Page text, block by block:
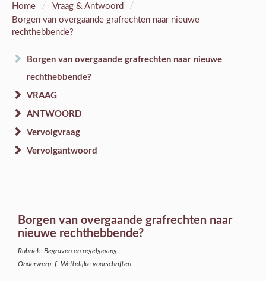
Home / Vraag & Antwoord /
Borgen van overgaande grafrechten naar nieuwe
rechthebbende?
Borgen van overgaande grafrechten naar nieuwe
rechthebbende?
VRAAG
ANTWOORD
Vervolgvraag
Vervolgantwoord
Borgen van overgaande grafrechten naar
nieuwe rechthebbende?
Rubriek: Begraven en regelgeving
Onderwerp: f. Wettelijke voorschriften